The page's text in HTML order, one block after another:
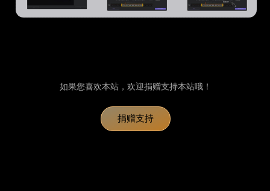
如果您喜欢本站，欢迎捐赠支持本站哦！
捐赠支持